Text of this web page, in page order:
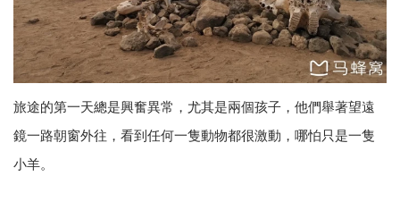
旅途的第一天總是興奮異常，尤其是兩個孩子，他們舉著望遠
鏡一路朝窗外往，看到任何一隻動物都很激動，哪怕只是一隻
小羊。